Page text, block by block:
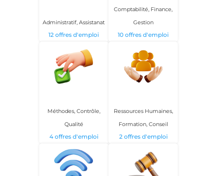
Administratif, Assistanat
12 offres d'emploi
Comptabilité, Finance,
Gestion
10 offres d'emploi
Méthodes, Contrôle,
Qualité
4 offres d'emploi
Ressources Humaines,
Formation, Conseil
2 offres d'emploi